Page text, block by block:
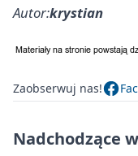
Autor:krystian
Zaobserwuj nas!
Nadchodzące